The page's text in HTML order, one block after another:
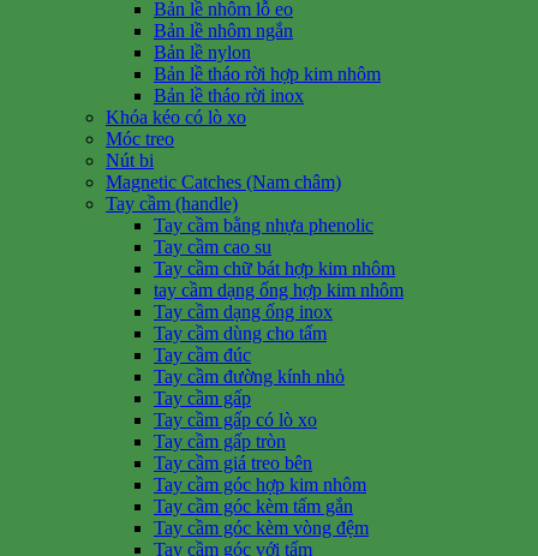
Bản lề nhôm lỗ eo
Bản lề nhôm ngắn
Bản lề nylon
Bản lề tháo rời hợp kim nhôm
Bản lề tháo rời inox
Khóa kéo có lò xo
Móc treo
Nút bi
Magnetic Catches (Nam châm)
Tay cầm (handle)
Tay cầm bằng nhựa phenolic
Tay cầm cao su
Tay cầm chữ bát hợp kim nhôm
tay cầm dạng ống hợp kim nhôm
Tay cầm dạng ống inox
Tay cầm dùng cho tấm
Tay cầm đúc
Tay cầm đường kính nhỏ
Tay cầm gấp
Tay cầm gấp có lò xo
Tay cầm gấp tròn
Tay cầm giá treo bên
Tay cầm góc hợp kim nhôm
Tay cầm góc kèm tấm gắn
Tay cầm góc kèm vòng đệm
Tay cầm góc với tấm